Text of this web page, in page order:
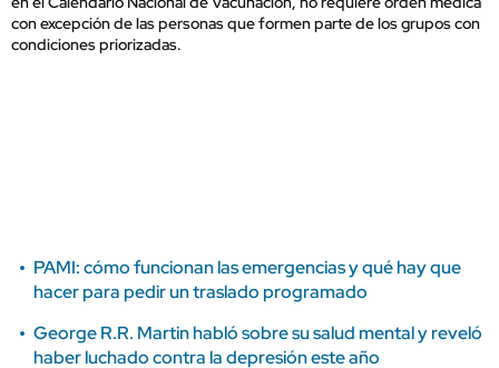
con excepción de las personas que formen parte de los grupos con
condiciones priorizadas.
PAMI: cómo funcionan las emergencias y qué hay que
hacer para pedir un traslado programado
George R.R. Martin habló sobre su salud mental y reveló
haber luchado contra la depresión este año